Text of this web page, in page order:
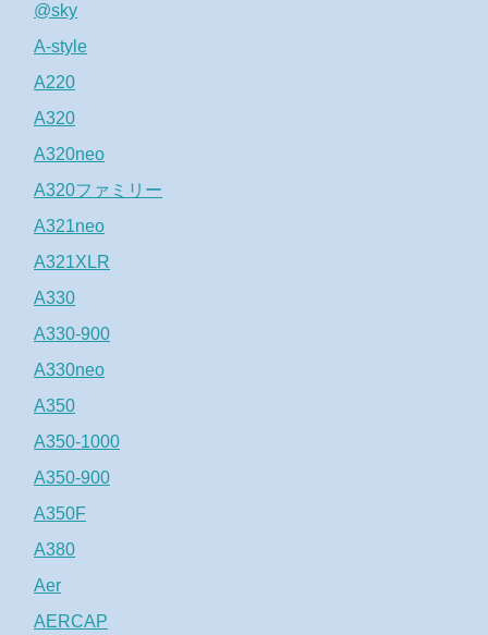
@sky
A-style
A220
A320
A320neo
A320ファミリー
A321neo
A321XLR
A330
A330-900
A330neo
A350
A350-1000
A350-900
A350F
A380
Aer
AERCAP